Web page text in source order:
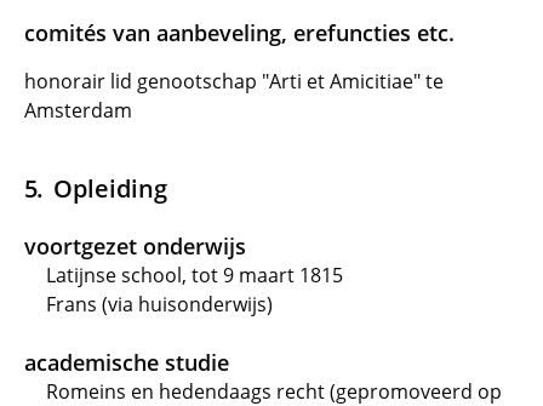
comités van aanbeveling, erefuncties etc.
honorair lid genootschap "Arti et Amicitiae" te
Amsterdam
Opleiding
voortgezet onderwijs
Latijnse school, tot 9 maart 1815
Frans (via huisonderwijs)
academische studie
Romeins en hedendaags recht (gepromoveerd op